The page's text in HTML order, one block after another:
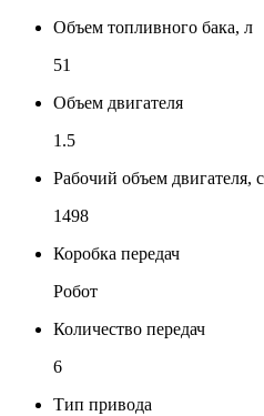
Объем топливного бака, л
51
Объем двигателя
1.5
Рабочий объем двигателя,
1498
Коробка передач
Робот
Количество передач
6
Тип привода